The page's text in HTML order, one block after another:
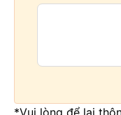
*Vui lòng để lại